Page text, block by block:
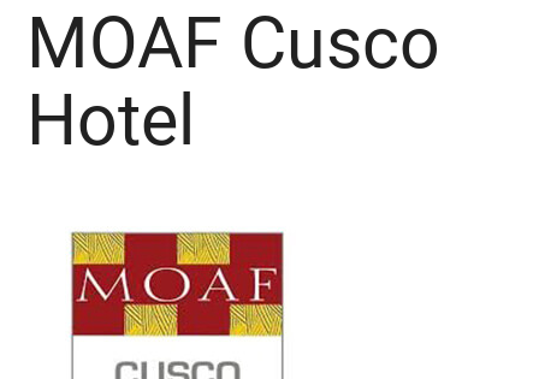
MOAF Cusco
Hotel